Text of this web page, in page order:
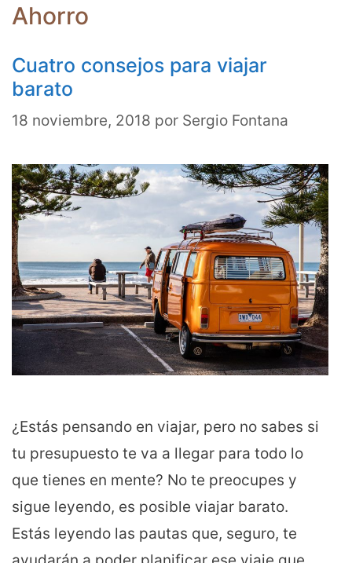
Ahorro
Cuatro consejos para viajar
barato
18 noviembre, 2018 por Sergio Fontana
¿Estás pensando en viajar, pero no sabes si
tu presupuesto te va a llegar para todo lo
que tienes en mente? No te preocupes y
sigue leyendo, es posible viajar barato.
Estás leyendo las pautas que, seguro, te